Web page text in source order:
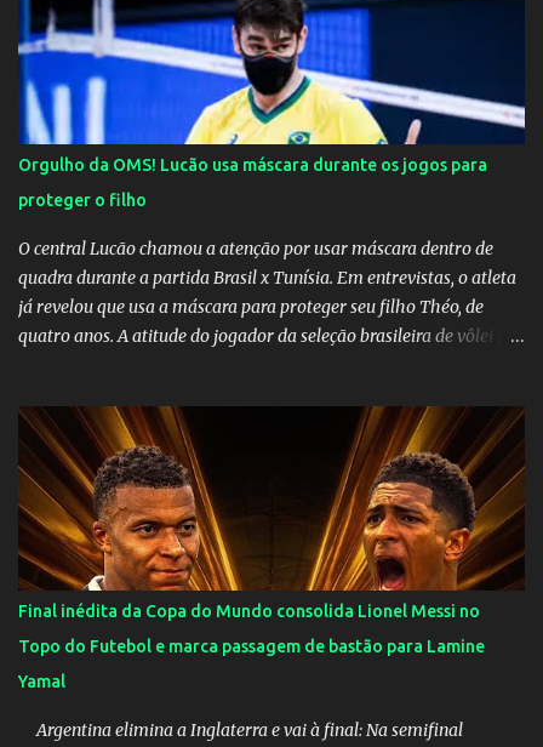
Orgulho da OMS! Lucão usa máscara durante os jogos para
proteger o filho
O central Lucão chamou a atenção por usar máscara dentro de
quadra durante a partida Brasil x Tunísia. Em entrevistas, o atleta
já revelou que usa a máscara para proteger seu filho Théo, de
quatro anos. A atitude do jogador da seleção brasileira de vôlei foi
China por 5 a 0 na estreia brasileira nas olimpíadas de Tóquio.
Marta marcou duas vezes, Debinha, Andressa Alves e Bia
Zaneratto foram autoras dos gols. Juliette, embaixadora
‎@Globoplay mandou um xero para as meninas e falou do seu
orgulho.
Final inédita da Copa do Mundo consolida Lionel Messi no
Topo do Futebol e marca passagem de bastão para Lamine
Yamal
Argentina elimina a Inglaterra e vai à final: Na semifinal